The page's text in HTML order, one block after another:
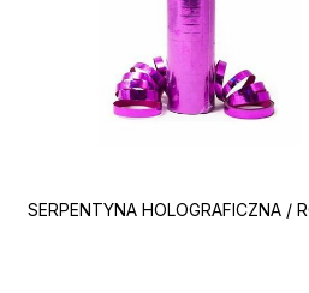
SERPENTYNA HOLOGRAFICZNA /